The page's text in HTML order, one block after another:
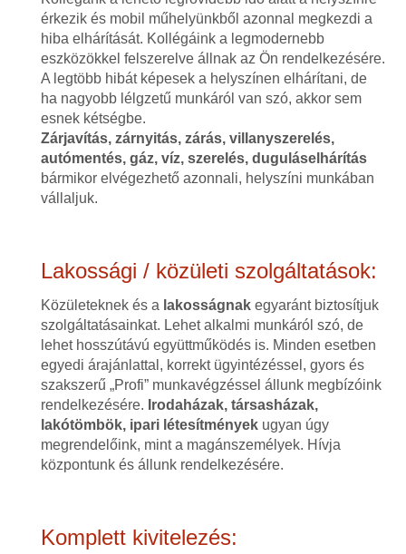
érkezik és mobil műhelyünkből azonnal megkezdi a
hiba elhárítását. Kollégáink a legmodernebb
eszközökkel felszerelve állnak az Ön rendelkezésére.
A legtöbb hibát képesek a helyszínen elhárítani, de
ha nagyobb lélgzetű munkáról van szó, akkor sem
esnek kétségbe.
Zárjavítás, zárnyitás, zárás, villanyszerelés,
autómentés, gáz, víz, szerelés, duguláselhárítás
bármikor elvégezhető azonnali, helyszíni munkában
vállaljuk.
Lakossági / közületi szolgáltatások:
Közületeknek és a lakosságnakegyaránt biztosítjuk
szolgáltatásainkat. Lehet alkalmi munkáról szó, de
lehet hosszútávú együttműködés is. Minden esetben
egyedi árajánlattal, korrekt ügyintézéssel, gyors és
szakszerű „Profi” munkavégzéssel állunk megbízóink
rendelkezésére. Irodaházak, társasházak,
lakótömbök, ipari létesítményekugyan úgy
megrendelőink, mint a magánszemélyek. Hívja
központunk és állunk rendelkezésére.
Komplett kivitelezés: